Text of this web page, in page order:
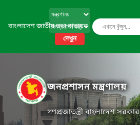
বাংলাদেশ জাতীয় তথ্য বাতায়ন
দেখুন
জনপ্রশাসন মন্ত্রণালয়
গণপ্রজাতন্ত্রী বাংলাদেশ সরকার